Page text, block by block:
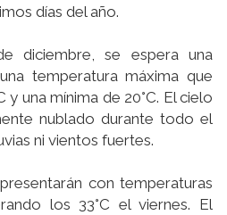
dí­as del año.
diciembre, se espera una
temperatura máxima que
y una mí­nima de 20°C. El cielo
nublado durante todo el
ni vientos fuertes.
con temperaturas
los 33°C el viernes. El